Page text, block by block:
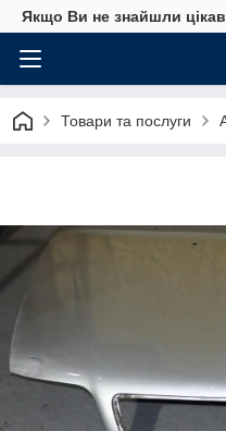
Якщо Ви не знайшли
Товари та послуги